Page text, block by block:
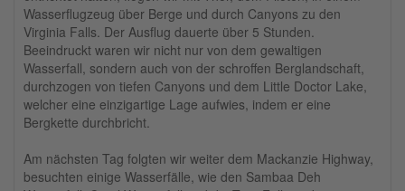
Wasserflugzeug über Berge und durch Canyons zu den
Virginia Falls. Der Ausflug dauerte über 5 Stunden.
Beeindruckt waren wir nicht nur von dem gewaltigen
Wasserfall, sondern auch von der schroffen Berglandschaft,
durchzogen von tiefen Canyons und dem Little Doctor Lake,
welcher eine einzigartige Lage aufwies, indem er eine
Bergkette durchbricht.
Am nächsten Tag folgten wir weiter dem Mackanzie Highway,
besuchten einige Wasserfälle, wie den Sambaa Deh